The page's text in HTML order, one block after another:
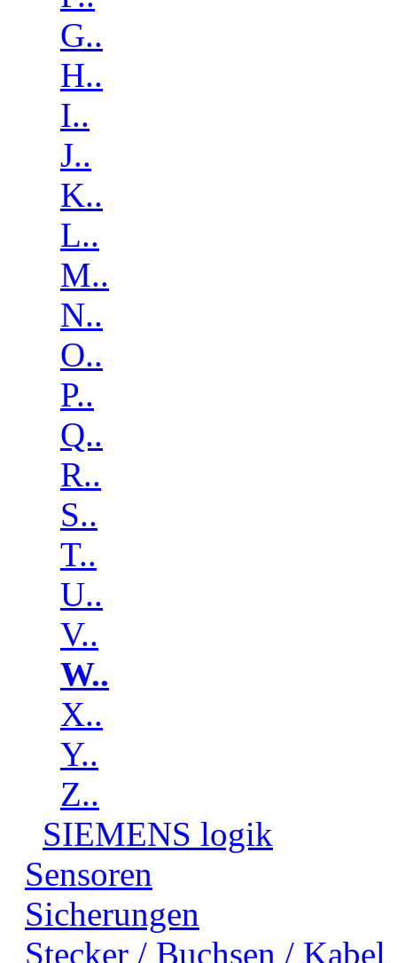
G..
H..
I..
J..
K..
L..
M..
N..
O..
P..
Q..
R..
S..
T..
U..
V..
W..
X..
Y..
Z..
SIEMENS logik
Sensoren
Sicherungen
Stecker / Buchsen / Kabel